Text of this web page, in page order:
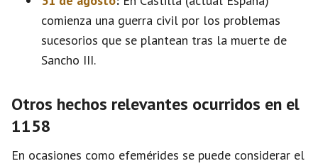
comienza una guerra civil por los problemas
sucesorios que se plantean tras la muerte de
Sancho III.
Otros hechos relevantes ocurridos en el
1158
En ocasiones como efemérides se puede considerar el